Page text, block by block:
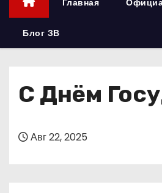
р
Главная
Блог ЗВ
С Днём
Авг 22, 2025